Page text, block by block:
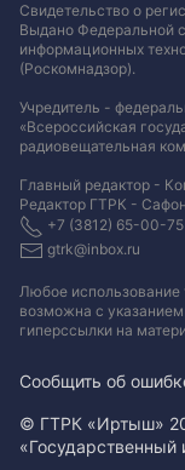
Свидетельство о
Выдано Федеральной
информационных
(Роскомнадзор).
Учредитель -
«Всероссийская
радиовещательная
Главный редактор -
Редактор ГТРК -
+7 (3812) 65-00-
gtrk@inbox.ru
Любое использование
возможна с
гиперссылки на
Сообщить об
© ГТРК «Иртыш»
«Государственный